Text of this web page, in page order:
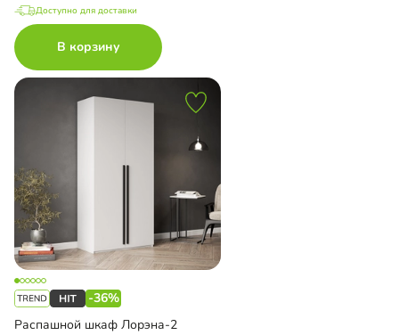
Доступно для доставки
В корзину
-36%
Распашной шкаф Лорэна-2